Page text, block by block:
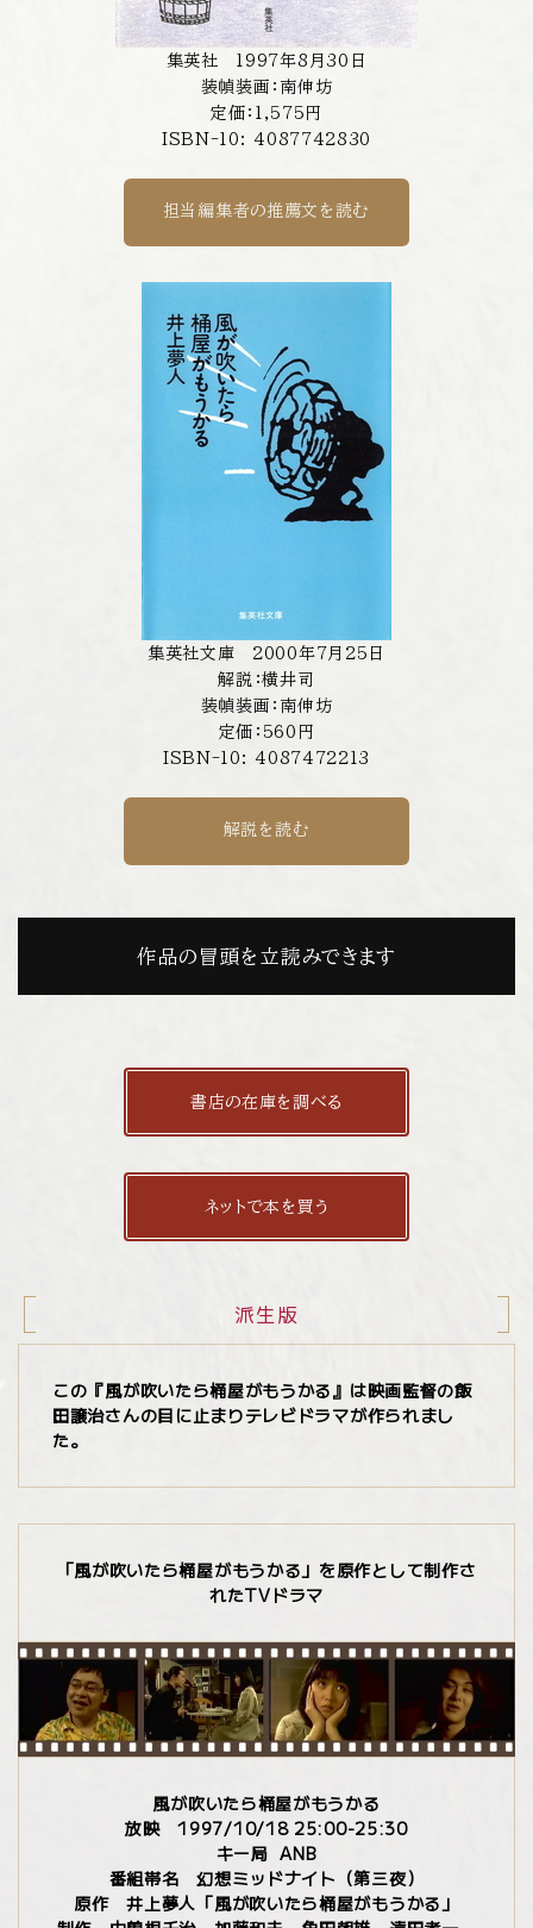
集英社 1997年8月30日
装幀装画：南伸坊
定価：1,575円
ISBN-10: 4087742830
担当編集者の推薦文を読む
集英社文庫 2000年7月25日
解説：横井司
装幀装画：南伸坊
定価：560円
ISBN-10: 4087472213
解説を読む
作品の冒頭を立読みできます
書店の在庫を調べる
ネットで本を買う
派生版
この『風が吹いたら桶屋がもうかる』は映画監督の飯
田譲治さんの目に止まりテレビドラマが作られまし
た。
「風が吹いたら桶屋がもうかる」を原作として制作さ
れたTVドラマ
風が吹いたら桶屋がもうかる
放映 1997/10/18 25:00-25:30
キー局 ANB
番組帯名 幻想ミッドナイト（第三夜）
原作 井上夢人「風が吹いたら桶屋がもうかる」